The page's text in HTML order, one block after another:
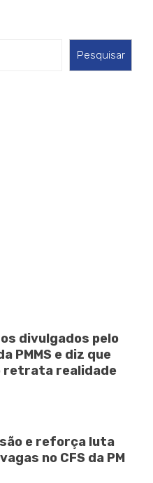
Pesquisar
divulgados pelo
PMMS e diz que
retrata realidade
e reforça luta
no CFS da PM